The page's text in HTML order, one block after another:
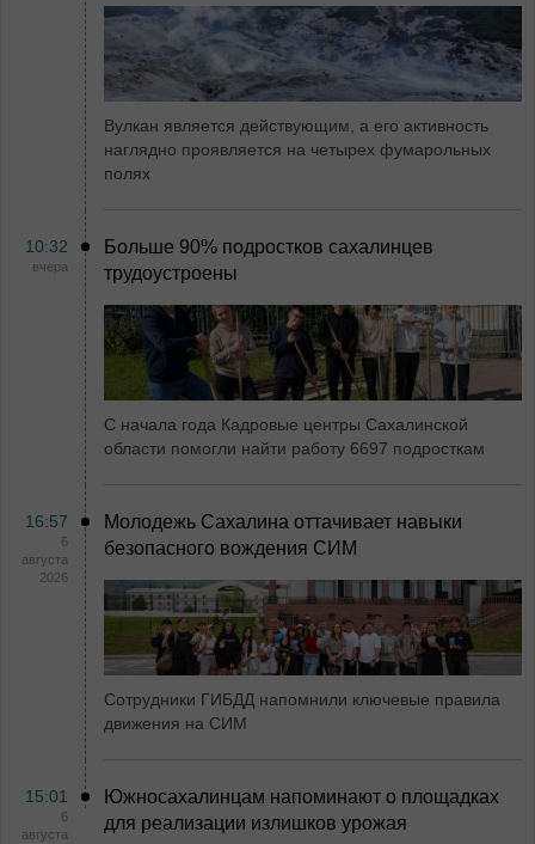
Вулкан является действующим, а его активность
наглядно проявляется на четырех фумарольных
полях
10:32
вчера
Больше 90% подростков сахалинцев
трудоустроены
С начала года Кадровые центры Сахалинской
области помогли найти работу 6697 подросткам
16:57
6
августа
2026
Молодежь Сахалина оттачивает навыки
безопасного вождения СИМ
Сотрудники ГИБДД напомнили ключевые правила
движения на СИМ
15:01
6
августа
Южносахалинцам напоминают о площадках
для реализации излишков урожая